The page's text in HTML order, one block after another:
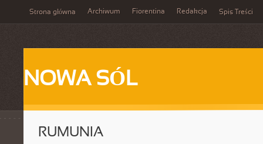
Strona główna Archiwum Fiorentina Redakcja Spis Treści
NOWA SÓL
RUMUNIA